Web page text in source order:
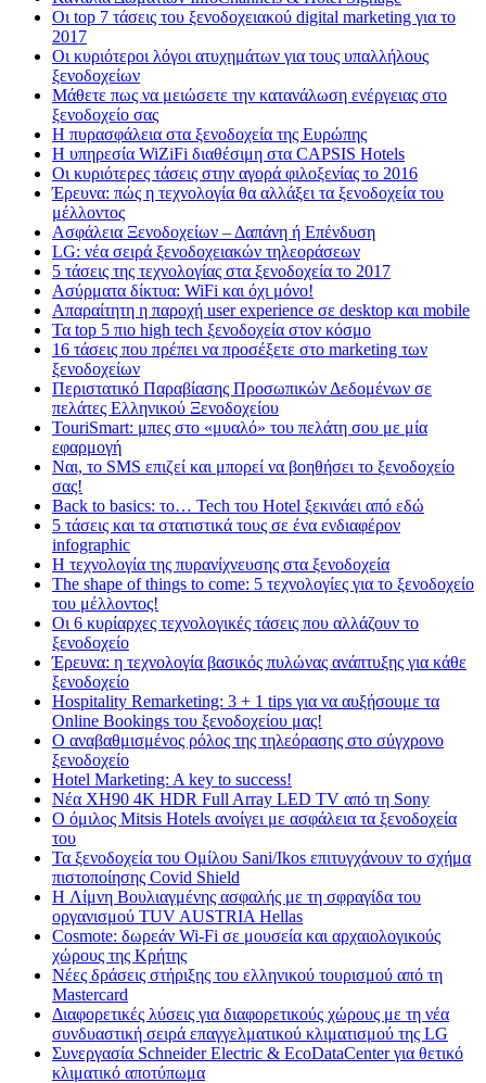
Οι top 7 τάσεις του ξενοδοχειακού digital marketing για το
2017
Οι κυριότεροι λόγοι ατυχημάτων για τους υπαλλήλους
ξενοδοχείων
Μάθετε πως να μειώσετε την κατανάλωση ενέργειας στο
ξενοδοχείο σας
Η πυρασφάλεια στα ξενοδοχεία της Ευρώπης
Η υπηρεσία WiZiFi διαθέσιμη στα CAPSIS Hotels
Οι κυριότερες τάσεις στην αγορά φιλοξενίας το 2016
Έρευνα: πώς η τεχνολογία θα αλλάξει τα ξενοδοχεία του
μέλλοντος
Ασφάλεια Ξενοδοχείων – Δαπάνη ή Επένδυση
LG: νέα σειρά ξενοδοχειακών τηλεοράσεων
5 τάσεις της τεχνολογίας στα ξενοδοχεία το 2017
Ασύρματα δίκτυα: WiFi και όχι μόνο!
Απαραίτητη η παροχή user experience σε desktop και mobile
Τα top 5 πιο high tech ξενοδοχεία στον κόσμο
16 τάσεις που πρέπει να προσέξετε στο marketing των
ξενοδοχείων
Περιστατικό Παραβίασης Προσωπικών Δεδομένων σε
πελάτες Ελληνικού Ξενοδοχείου
TouriSmart: μπες στο «μυαλό» του πελάτη σου με μία
εφαρμογή
Ναι, το SMS επιζεί και μπορεί να βοηθήσει το ξενοδοχείο
σας!
Back to basics: το… Tech του Hotel ξεκινάει από εδώ
5 τάσεις και τα στατιστικά τους σε ένα ενδιαφέρον
infographic
Η τεχνολογία της πυρανίχνευσης στα ξενοδοχεία
The shape of things to come: 5 τεχνολογίες για το ξενοδοχείο
του μέλλοντος!
Οι 6 κυρίαρχες τεχνολογικές τάσεις που αλλάζουν το
ξενοδοχείο
Έρευνα: η τεχνολογία βασικός πυλώνας ανάπτυξης για κάθε
ξενοδοχείο
Hospitality Remarketing: 3 + 1 tips για να αυξήσουμε τα
Online Bookings του ξενοδοχείου μας!
Ο αναβαθμισμένος ρόλος της τηλεόρασης στο σύγχρονο
ξενοδοχείο
Hotel Marketing: A key to success!
Νέα XH90 4K HDR Full Array LED TV από τη Sony
Ο όμιλος Mitsis Hotels ανοίγει με ασφάλεια τα ξενοδοχεία
του
Τα ξενοδοχεία του Ομίλου Sani/Ikos επιτυγχάνουν το σχήμα
πιστοποίησης Covid Shield
H Λίμνη Βουλιαγμένης ασφαλής με τη σφραγίδα του
οργανισμού TUV AUSTRIA Hellas
Cosmote: δωρεάν Wi-Fi σε μουσεία και αρχαιολογικούς
χώρους της Κρήτης
Νέες δράσεις στήριξης του ελληνικού τουρισμού από τη
Mastercard
Διαφορετικές λύσεις για διαφορετικούς χώρους με τη νέα
συνδυαστική σειρά επαγγελματικού κλιματισμού της LG
Συνεργασία Schneider Electric & EcoDataCenter για θετικό
κλιματικό αποτύπωμα